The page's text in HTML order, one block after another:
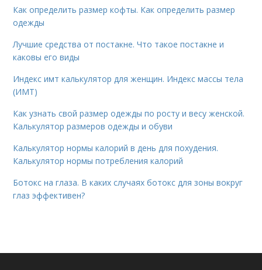
Как определить размер кофты. Как определить размер
одежды
Лучшие средства от постакне. Что такое постакне и
каковы его виды
Индекс имт калькулятор для женщин. Индекс массы тела
(ИМТ)
Как узнать свой размер одежды по росту и весу женской.
Калькулятор размеров одежды и обуви
Калькулятор нормы калорий в день для похудения.
Калькулятор нормы потребления калорий
Ботокс на глаза. В каких случаях ботокс для зоны вокруг
глаз эффективен?